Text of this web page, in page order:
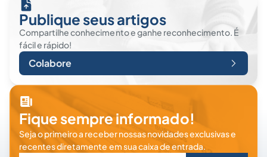
Publique seus artigos
Compartilhe conhecimento e ganhe reconhecimento. É
fácil e rápido!
Colabore
Fique sempre informado!
Seja o primeiro a receber nossas novidades exclusivas e
recentes diretamente em sua caixa de entrada.